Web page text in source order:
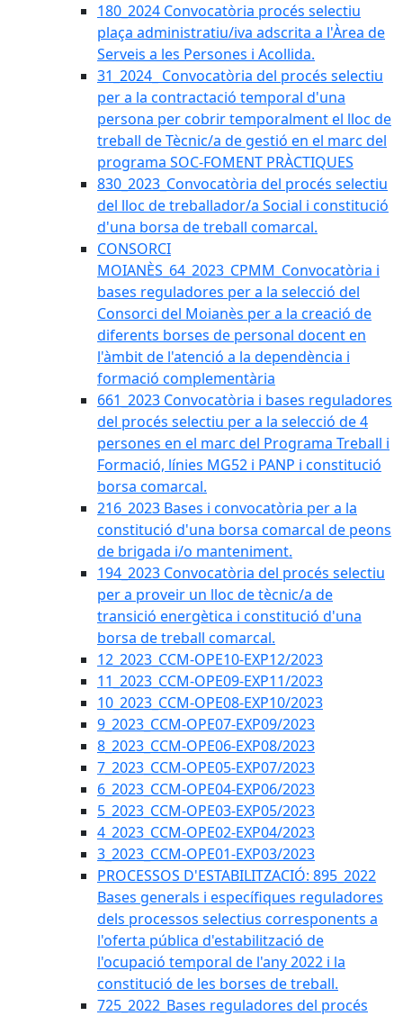
180_2024 Convocatòria procés selectiu
plaça administratiu/iva adscrita a l'Àrea de
Serveis a les Persones i Acollida.
31_2024_ Convocatòria del procés selectiu
per a la contractació temporal d'una
persona per cobrir temporalment el lloc de
treball de Tècnic/a de gestió en el marc del
programa SOC-FOMENT PRÀCTIQUES
830_2023_Convocatòria del procés selectiu
del lloc de treballador/a Social i constitució
d'una borsa de treball comarcal.
CONSORCI
MOIANÈS_64_2023_CPMM_Convocatòria i
bases reguladores per a la selecció del
Consorci del Moianès per a la creació de
diferents borses de personal docent en
l'àmbit de l'atenció a la dependència i
formació complementària
661_2023 Convocatòria i bases reguladores
del procés selectiu per a la selecció de 4
persones en el marc del Programa Treball i
Formació, línies MG52 i PANP i constitució
borsa comarcal.
216_2023 Bases i convocatòria per a la
constitució d'una borsa comarcal de peons
de brigada i/o manteniment.
194_2023 Convocatòria del procés selectiu
per a proveir un lloc de tècnic/a de
transició energètica i constitució d'una
borsa de treball comarcal.
12_2023_CCM-OPE10-EXP12/2023
11_2023_CCM-OPE09-EXP11/2023
10_2023_CCM-OPE08-EXP10/2023
9_2023_CCM-OPE07-EXP09/2023
8_2023_CCM-OPE06-EXP08/2023
7_2023_CCM-OPE05-EXP07/2023
6_2023_CCM-OPE04-EXP06/2023
5_2023_CCM-OPE03-EXP05/2023
4_2023_CCM-OPE02-EXP04/2023
3_2023_CCM-OPE01-EXP03/2023
PROCESSOS D'ESTABILITZACIÓ: 895_2022
Bases generals i específiques reguladores
dels processos selectius corresponents a
l'oferta pública d'estabilització de
l'ocupació temporal de l'any 2022 i la
constitució de les borses de treball.
725_2022_Bases reguladores del procés